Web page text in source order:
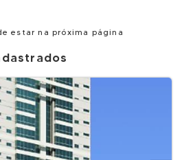
estar na próxima página